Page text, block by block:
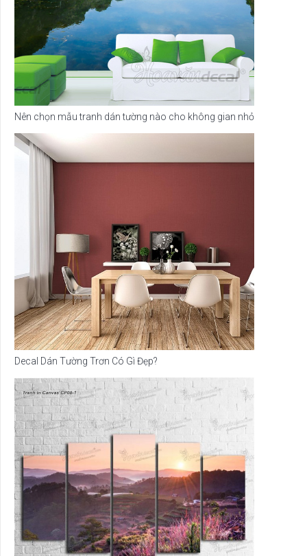
Nên chọn mẫu tranh dán tường nào cho không gian nhỏ
Decal Dán Tường Trơn Có Gì Đẹp?